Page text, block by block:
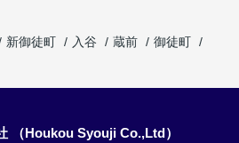
新御徒町 入谷 蔵前
御徒町
（Houkou Syouji Co.,Ltd）